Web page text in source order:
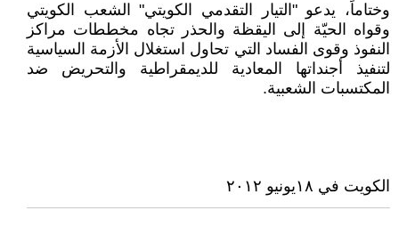
وختاماً، يدعو "التيار التقدمي الكويتي" الشعب الكويتي
وقواه الحيّة إلى اليقظة والحذر تجاه مخططات مراكز
النفوذ وقوى الفساد التي تحاول استغلال الأزمة السياسية
لتنفيذ أجنداتها المعادية للديمقراطية والتحريض ضد
المكتسبات الشعبية.
الكويت في ١٨يونيو ٢٠١٢